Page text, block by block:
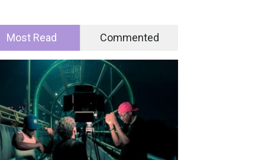
Most Read Commented